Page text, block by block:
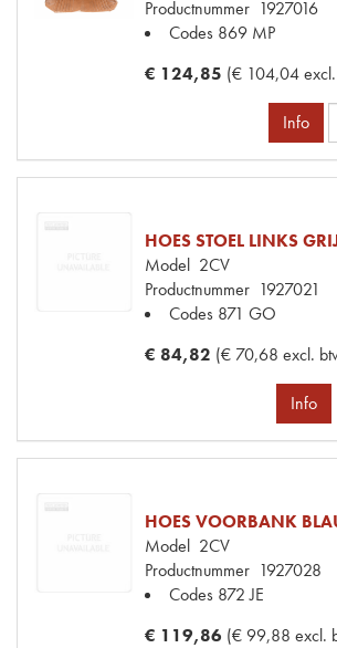
Productnummer 1927016
Codes 869 MP
€ 124,85 (€ 104,04
Info
HOES STOEL LINKS
Model 2CV
Productnummer 1927021
Codes 871 GO
€ 84,82 (€ 70,68 excl.
Info
HOES VOORBANK
Model 2CV
Productnummer 1927028
Codes 872 JE
€ 119,86 (€ 99,88 excl.